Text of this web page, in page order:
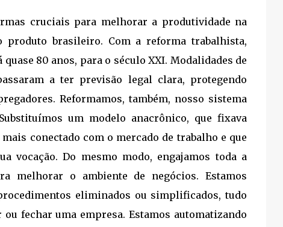
cruciais para melhorar a produtividade na
produto brasileiro. Com a reforma trabalhista,
80 anos, para o século XXI. Modalidades de
a ter previsão legal clara, protegendo
Reformamos, também, nosso sistema
um modelo anacrônico, que fixava
conectado com o mercado de trabalho e que
vocação. Do mesmo modo, engajamos toda a
melhorar o ambiente de negócios. Estamos
eliminados ou simplificados, tudo
fechar uma empresa. Estamos automatizando